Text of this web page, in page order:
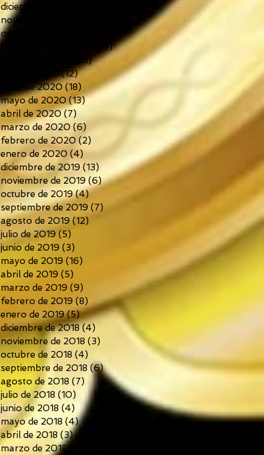
diciembre de 2020
noviembre de 2020
10 entradas
octubre de 2020
14 entradas
(26)26 entradas
(13)13 entradas
julio de 2020 (12)12 entradas
junio de 2020 (18) 18 entradas
mayo de 2020 (13)13 entradas
abril de 2020 (7)
marzo de 2020 (6) 6 entradas
febrero de 2020 (2) 2 entradas
enero de 2020 (4) 4 entradas
diciembre de 2019 (13) 13 entradas
noviembre de 2019 (6)6 entradas
octubre de 2019 (4)4 entradas
septiembre de 2019 (7)
agosto de 2019 (12)
julio de 2019 (5)
junio de 2019 (3)
mayo de 2019 (16)
abril de 2019 (5)
marzo de 2019 (9) 9 entradas
febrero de 2019 (8) 8 entradas
enero de 2019 (5)5 entradas
diciembre de 2018 (4) 4 entradas
noviembre de 2018 (3) 3 entradas
octubre de 2018 (4)
septiembre de 2018 (6)6 entradas
agosto de 2018 (7) 7 entradas
julio de 2018 (10) 10 entradas
junio de 2018 (4) 4 entradas
mayo de 2018 (4)4 entradas
abril de 2018 (3)3 entradas
marzo de 2018